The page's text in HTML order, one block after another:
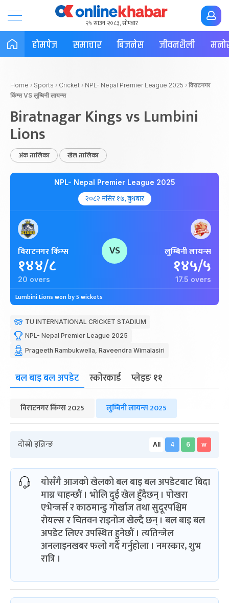
२५ साउन २०८३, सोमबार
होमपेज समाचार बिजनेस जीवनशैली
Home › Sports › Cricket › NPL- Nepal Premier League 2025 › विराटनगर
किंग्स VS लुम्बिनी लायन्स
Biratnagar Kings vs Lumbini
Lions
अंक तालिका खेल तालिका
NPL- Nepal Premier League 2025
२०८२ मंसिर १७, बुधबार
विराटनगर किंग्स
१४४/८
20 overs
VS लुम्बिनी लायन्स
१४५/५
17.5 overs
Lumbini Lions won by 5 wickets
TU INTERNATIONAL CRICKET STADIUM
NPL- Nepal Premier League 2025
Prageeth Rambukwella, Raveendra Wimalasiri
बल बाइ बल अपडेट स्कोरकार्ड प्लेइङ ११
विराटनगर किंग्स 2025 लुम्बिनी लायन्स 2025
दोस्रो इन्निन्ङ All 4 6 w
योसँगै आजको खेलको बल बाइ बल अपडेटबाट बिदा
माग्न चाहन्छौं । भोलि दुई खेल हुँदैछन् । पोखरा
एभेन्जर्स र काठमान्डु गोर्खाज तथा सुदूरपश्चिम
रोयल्स र चितवन राइनोज खेल्दै छन् । बल बाइ बल
अपडेट लिएर उपस्थित हुनेछौं । त्यतिन्जेल
अनलाइनखबर फलो गर्दै गर्नुहोला । नमस्कार, शुभ
रात्रि ।